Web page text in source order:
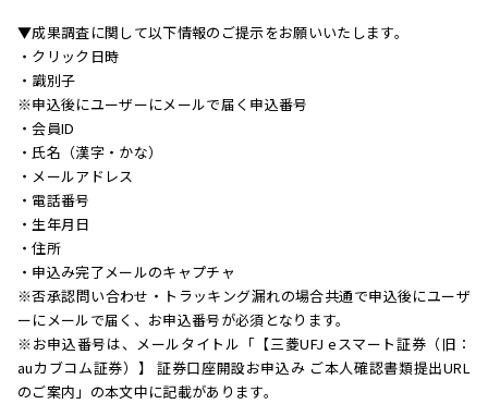
▼成果調査に関して以下情報のご提示をお願いいたします。
・クリック日時
・識別子
※申込後にユーザーにメールで届く申込番号
・会員ID
・氏名（漢字・かな）
・メールアドレス
・電話番号
・生年月日
・住所
・申込み完了メールのキャプチャ
※否承認問い合わせ・トラッキング漏れの場合共通で申込後にユーザ
ーにメールで届く、お申込番号が必須となります。
※お申込番号は、メールタイトル「【三菱UFJ eスマート証券（旧：
auカブコム証券）】 証券口座開設お申込み ご本人確認書類提出URL
のご案内」の本文中に記載があります。